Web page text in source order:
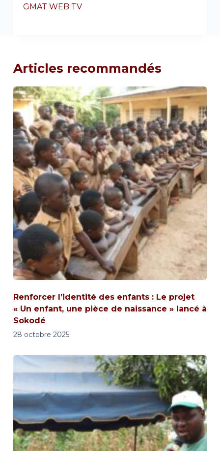
GMAT WEB TV
Articles recommandés
Renforcer l’identité des enfants : Le projet
« Un enfant, une pièce de naissance » lancé à
Sokodé
28 octobre 2025